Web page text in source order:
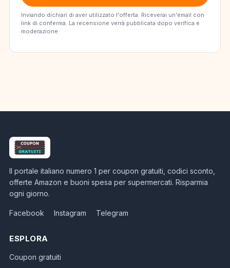
Inviando dichiari di aver utilizzato l'offerta. Riceverai un'email con
link di conferma. La recensione verrà pubblicata dopo verifica e
moderazione.
Il portale italiano numero 1 per coupon gratuiti, codici sconto,
offerte Amazon e buoni spesa per supermercati. Risparmia
ogni giorno.
Facebook Instagram Telegram
ESPLORA
Coupon gratuiti